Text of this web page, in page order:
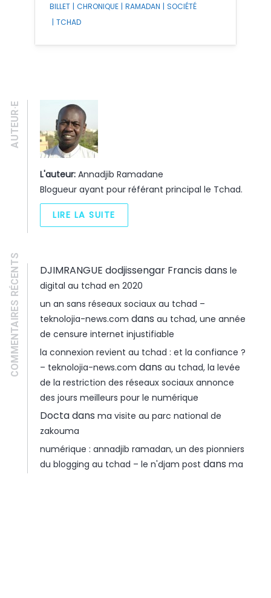
BILLET | CHRONIQUE | RAMADAN | SOCIÉTÉ
| TCHAD
AUTEUR·E
L'auteur: Annadjib Ramadane
Blogueur ayant pour référant principal le Tchad.
LIRE LA SUITE
COMMENTAIRES RÉCENTS DJIMRANGUE dodjissengar Francis dans le
digital au tchad en 2020
un an sans réseaux sociaux au tchad –
teknolojia-news.com dans au tchad, une année
de censure internet injustifiable
la connexion revient au tchad : et la confiance ?
– teknolojia-news.com dans au tchad, la levée
de la restriction des réseaux sociaux annonce
des jours meilleurs pour le numérique
Doctadans ma visite au parc national de
zakouma
numérique : annadjib ramadan, un des pionniers
du blogging au tchad – le n'djam post dans ma